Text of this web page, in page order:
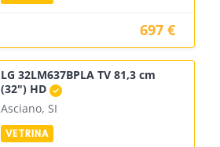
697 €
LG 32LM637BPLA TV 81,3 cm
(32") HD
Asciano, SI